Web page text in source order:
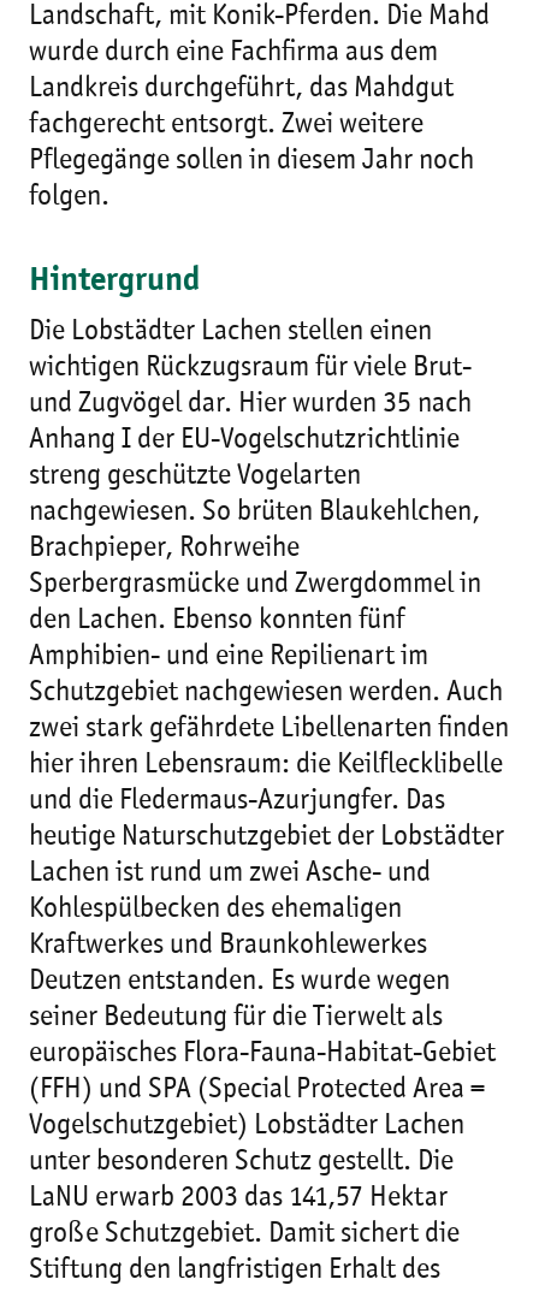
Landschaft, mit Konik-Pferden. Die Mahd
wurde durch eine Fachfirma aus dem
Landkreis durchgeführt, das Mahdgut
fachgerecht entsorgt. Zwei weitere
Pflegegänge sollen in diesem Jahr noch
folgen.
Hintergrund
Die Lobstädter Lachen stellen einen
wichtigen Rückzugsraum für viele Brut-
und Zugvögel dar. Hier wurden 35 nach
Anhang I der EU-Vogelschutzrichtlinie
streng geschützte Vogelarten
nachgewiesen. So brüten Blaukehlchen,
Brachpieper, Rohrweihe
Sperbergrasmücke und Zwergdommel in
den Lachen. Ebenso konnten fünf
Amphibien- und eine Repilienart im
Schutzgebiet nachgewiesen werden. Auch
zwei stark gefährdete Libellenarten finden
hier ihren Lebensraum: die Keilflecklibelle
und die Fledermaus-Azurjungfer. Das
heutige Naturschutzgebiet der Lobstädter
Lachen ist rund um zwei Asche- und
Kohlespülbecken des ehemaligen
Kraftwerkes und Braunkohlewerkes
Deutzen entstanden. Es wurde wegen
seiner Bedeutung für die Tierwelt als
europäisches Flora-Fauna-Habitat-Gebiet
(FFH) und SPA (Special Protected Area =
Vogelschutzgebiet) Lobstädter Lachen
unter besonderen Schutz gestellt. Die
LaNU erwarb 2003 das 141,57 Hektar
große Schutzgebiet. Damit sichert die
Stiftung den langfristigen Erhalt des